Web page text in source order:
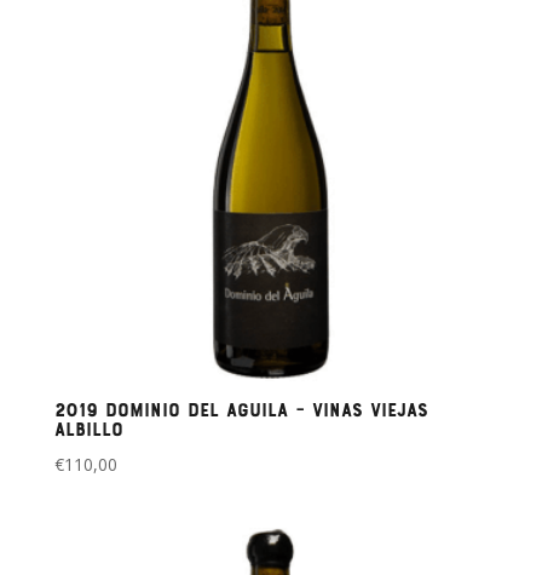
2019 Dominio del Aguila – Vinas Viejas
Albillo
€110,00